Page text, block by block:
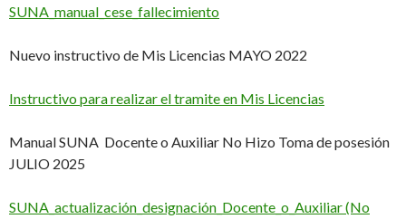
SUNA_manual_cese_fallecimiento
Nuevo instructivo de Mis Licencias MAYO 2022
Instructivo para realizar el tramite en Mis Licencias
Manual SUNA Docente o Auxiliar No Hizo Toma de posesión
JULIO 2025
SUNA_actualización_designación_Docente_o_Auxiliar (No